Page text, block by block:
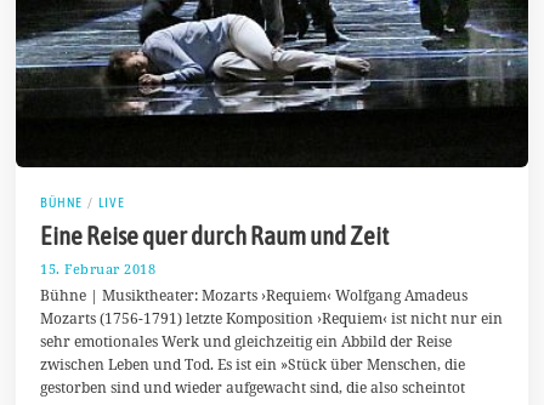
BÜHNE / LIVE
Eine Reise quer durch Raum und Zeit
15. Februar 2018
.
M
a
i
0
Bühne | Musiktheater: Mozarts ›Requiem‹ Wolfgang Amadeus
Mozarts (1756-1791) letzte Komposition ›Requiem‹ ist nicht nur ein
sehr emotionales Werk und gleichzeitig ein Abbild der Reise
zwischen Leben und Tod. Es ist ein »Stück über Menschen, die
gestorben sind und wieder aufgewacht sind, die also scheintot